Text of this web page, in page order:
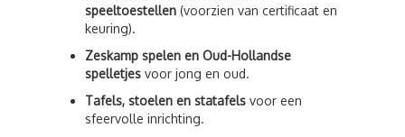
speeltoestellen (voorzien van certificaat en
keuring).
Zeskamp spelen en Oud-Hollandse
spelletjes voor jong en oud.
Tafels, stoelen en statafels voor een
sfeervolle inrichting.